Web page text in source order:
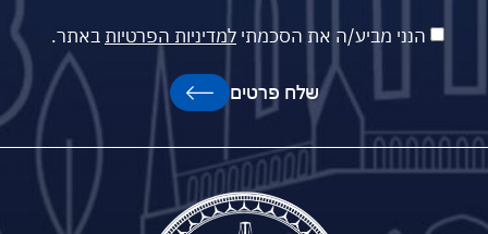
הנני מביע/ה את הסכמתי למדיניות הפרטיות באתר.
שלח פרטים